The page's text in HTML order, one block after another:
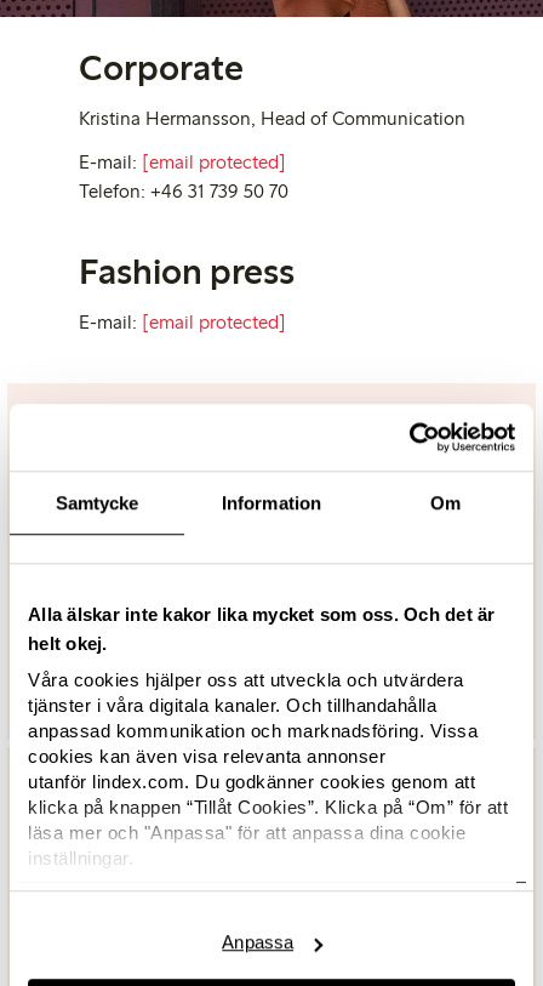
Samtycke Information Om
Alla älskar inte kakor lika mycket som oss. Och det är
helt okej.
Våra cookies hjälper oss att utveckla och utvärdera
tjänster i våra digitala kanaler. Och tillhandahålla
anpassad kommunikation och marknadsföring. Vissa
cookies kan även visa relevanta annonser
utanför lindex.com. Du godkänner cookies genom att
klicka på knappen “Tillåt Cookies”. Klicka på “Om” för att
läsa mer och "Anpassa" för att anpassa dina cookie
inställningar.
Här hittar du Lindexcookiepolicy.
Anpassa
Corporate
Kristina Hermansson, Head of Communication
E-mail: [email protected]
Telefon: +46 31 739 50 70
Fashion press
E-mail: [email protected]
Är du intresserad av jobb eller
praktik på Lindex?
Besök vår karriärsida där vi lägger ut alla lediga
tjänster och praktikplatser.
Lediga jobb
Är du intresserad av att vara
Vi går alltid genom modellagenturer inför våra
modelluppdrag rekommenderar vi dig därför att